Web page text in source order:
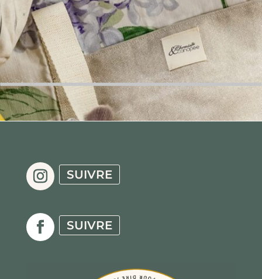
SUIVRE
SUIVRE